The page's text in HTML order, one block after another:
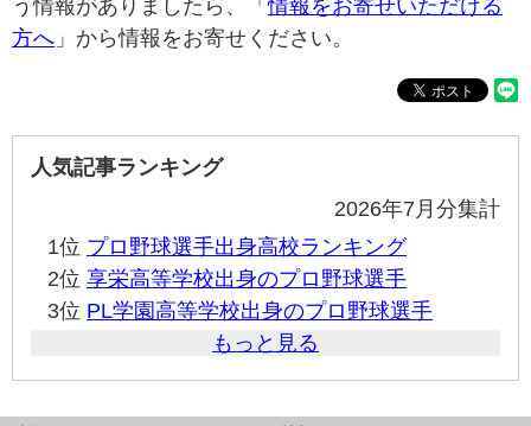
う情報がありましたら、「情報をお寄せいただける
方へ 」から情報をお寄せください。
人気記事ランキング
2026年7月分集計
1位 プロ野球選手出身高校ランキング
2位 享栄高等学校出身のプロ野球選手
3位 PL学園高等学校出身のプロ野球選手
もっと見る